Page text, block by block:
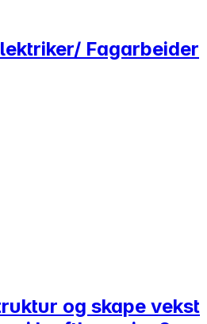
Fagarbeider
og skape vekst